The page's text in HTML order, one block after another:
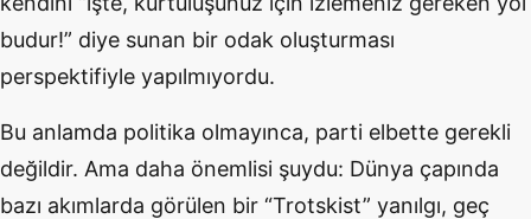
budur!” diye sunan bir odak oluşturması
perspektifiyle yapılmıyordu.
Bu anlamda politika olmayınca, parti elbette gerekli
değildir. Ama daha önemlisi şuydu: Dünya çapında
bazı akımlarda görülen bir “Trotskist” yanılgı, geç